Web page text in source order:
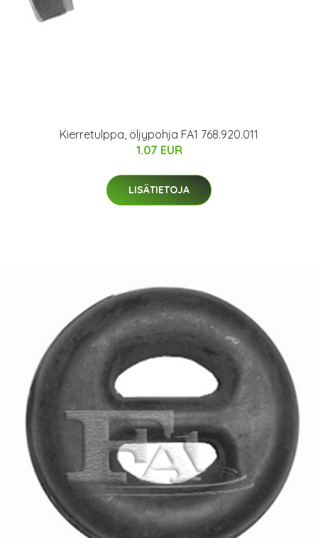
Kierretulppa, öljypohja FA1 768.920.011
1.07 EUR
LISÄTIETOJA